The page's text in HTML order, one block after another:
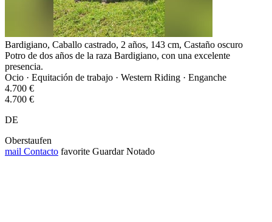
Bardigiano, Caballo castrado, 2 años, 143 cm, Castaño oscuro
Potro de dos años de la raza Bardigiano, con una excelente
presencia.
Ocio · Equitación de trabajo · Western Riding · Enganche
4.700 €
4.700 €
DE
Oberstaufen
mail Contacto favorite Guardar Notado